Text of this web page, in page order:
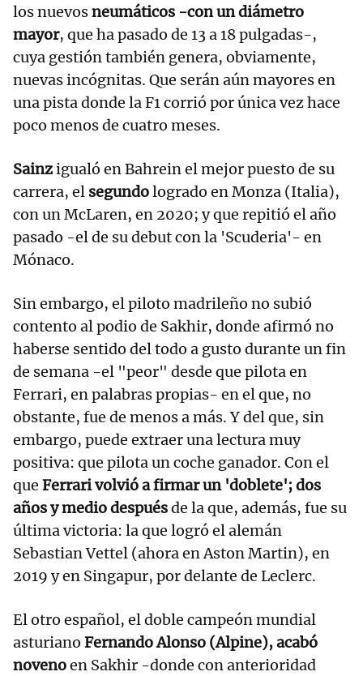
los nuevosneumáticos -con un diámetro
mayor, que ha pasado de 13 a 18 pulgadas-,
cuya gestión también genera, obviamente,
nuevas incógnitas. Que serán aún mayores en
una pista donde la F1 corrió por única vez hace
poco menos de cuatro meses.
Sainzigualó en Bahrein el mejor puesto de su
carrera, el segundologrado en Monza (Italia),
con un McLaren, en 2020; y que repitió el año
pasado -el de su debut con la 'Scuderia'- en
Mónaco.
Sin embargo, el piloto madrileño no subió
contento al podio de Sakhir, donde afirmó no
haberse sentido del todo a gusto durante un fin
de semana -el "peor" desde que pilota en
Ferrari, en palabras propias- en el que, no
obstante, fue de menos a más. Y del que, sin
embargo, puede extraer una lectura muy
positiva: que pilota un coche ganador. Con el
que Ferrari volvió a firmar un 'doblete'; dos
años y medio despuésde la que, además, fue su
última victoria: la que logró el alemán
Sebastian Vettel (ahora en Aston Martin), en
2019 y en Singapur, por delante de Leclerc.
El otro español, el doble campeón mundial
asturiano Fernando Alonso (Alpine), acabó
novenoen Sakhir -donde con anterioridad